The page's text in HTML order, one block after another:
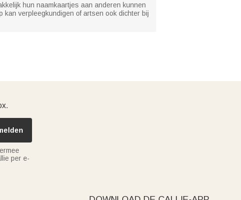
hun naamkaartjes aan anderen kunnen
verpleegkundigen of artsen ook dichter bij
per e-